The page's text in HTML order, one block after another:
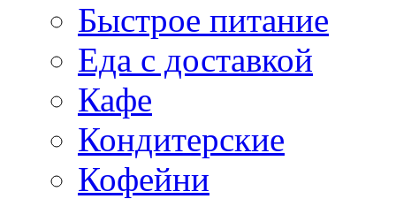
Быстрое питание
Еда с доставкой
Кафе
Кондитерские
Кофейни